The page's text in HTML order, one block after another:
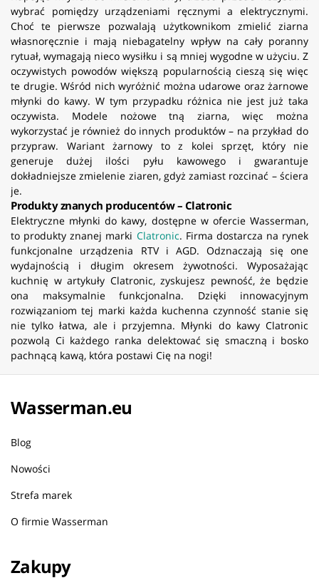
wybrać pomiędzy urządzeniami ręcznymi a elektrycznymi.
Choć te pierwsze pozwalają użytkownikom zmielić ziarna
własnoręcznie i mają niebagatelny wpływ na cały poranny
rytuał, wymagają nieco wysiłku i są mniej wygodne w użyciu. Z
oczywistych powodów większą popularnością cieszą się więc
te drugie. Wśród nich wyróżnić można udarowe oraz żarnowe
młynki do kawy. W tym przypadku różnica nie jest już taka
oczywista. Modele nożowe tną ziarna, więc można
wykorzystać je również do innych produktów – na przykład do
przypraw. Wariant żarnowy to z kolei sprzęt, który nie
generuje dużej ilości pyłu kawowego i gwarantuje
dokładniejsze zmielenie ziaren, gdyż zamiast rozcinać – ściera
je.
Produkty znanych producentów – Clatronic
Elektryczne młynki do kawy, dostępne w ofercie Wasserman,
to produkty znanej marki Clatronic. Firma dostarcza na rynek
funkcjonalne urządzenia RTV i AGD. Odznaczają się one
wydajnością i długim okresem żywotności. Wyposażając
kuchnię w artykuły Clatronic, zyskujesz pewność, że będzie
ona maksymalnie funkcjonalna. Dzięki innowacyjnym
rozwiązaniom tej marki każda kuchenna czynność stanie się
nie tylko łatwa, ale i przyjemna. Młynki do kawy Clatronic
pozwolą Ci każdego ranka delektować się smaczną i bosko
pachnącą kawą, która postawi Cię na nogi!
Wasserman.eu
Blog
Nowości
Strefa marek
O firmie Wasserman
Zakupy